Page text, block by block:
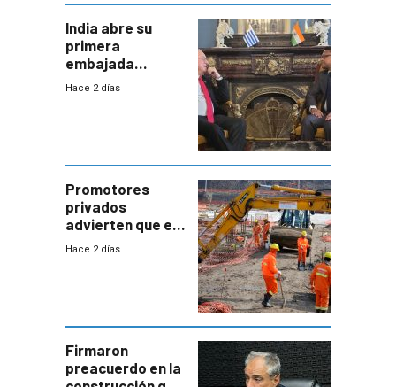
India abre su
primera
embajada
residente en
enorme
potencial
Hace 2 días
Promotores
privados
advierten que el
nuevo convenio
a revisar
proyectos
Hace 2 días
Firmaron
preacuerdo en la